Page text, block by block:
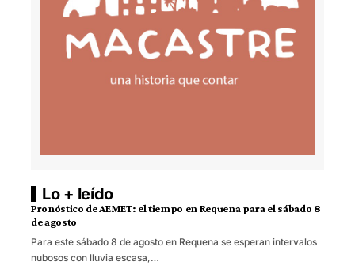
Lo + leído
Pronóstico de AEMET: el tiempo en Requena para el sábado 8
de agosto
Para este sábado 8 de agosto en Requena se esperan intervalos
nubosos con lluvia escasa,…